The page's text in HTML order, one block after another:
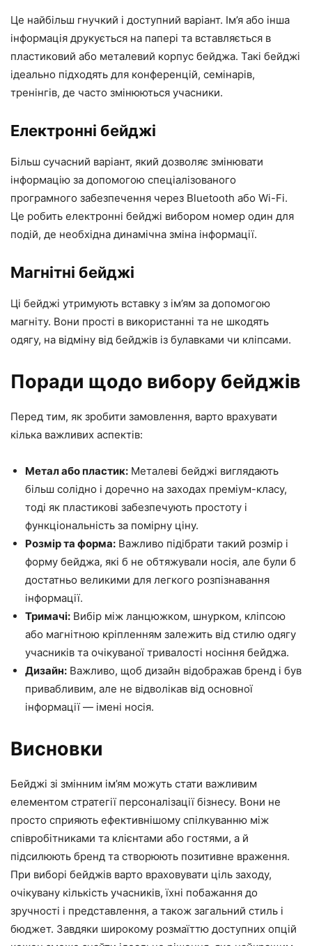
Це найбільш гнучкий і доступний варіант. Ім’я або інша
інформація друкується на папері та вставляється в
пластиковий або металевий корпус бейджа. Такі бейджі
ідеально підходять для конференцій, семінарів,
тренінгів, де часто змінюються учасники.
Електронні бейджі
Більш сучасний варіант, який дозволяє змінювати
інформацію за допомогою спеціалізованого
програмного забезпечення через Bluetooth або Wi-Fi.
Це робить електронні бейджі вибором номер один для
подій, де необхідна динамічна зміна інформації.
Магнітні бейджі
Ці бейджі утримують вставку з ім’ям за допомогою
магніту. Вони прості в використанні та не шкодять
одягу, на відміну від бейджів із булавками чи кліпсами.
Поради щодо вибору бейджів
Перед тим, як зробити замовлення, варто врахувати
кілька важливих аспектів:
Метал або пластик: Металеві бейджі виглядають
більш солідно і доречно на заходах преміум-класу,
тоді як пластикові забезпечують простоту і
функціональність за помірну ціну.
Розмір та форма: Важливо підібрати такий розмір і
форму бейджа, які б не обтяжували носія, але були б
достатньо великими для легкого розпізнавання
інформації.
Тримачі: Вибір між ланцюжком, шнурком, кліпсою
або магнітною кріпленням залежить від стилю одягу
учасників та очікуваної тривалості носіння бейджа.
Дизайн: Важливо, щоб дизайн відображав бренд і був
привабливим, але не відволікав від основної
інформації — імені носія.
Висновки
Бейджі зі змінним ім’ям можуть стати важливим
елементом стратегії персоналізації бізнесу. Вони не
просто сприяють ефективнішому спілкуванню між
співробітниками та клієнтами або гостями, а й
підсилюють бренд та створюють позитивне враження.
При виборі бейджів варто враховувати ціль заходу,
очікувану кількість учасників, їхні побажання до
зручності і представлення, а також загальний стиль і
бюджет. Завдяки широкому розмаїттю доступних опцій